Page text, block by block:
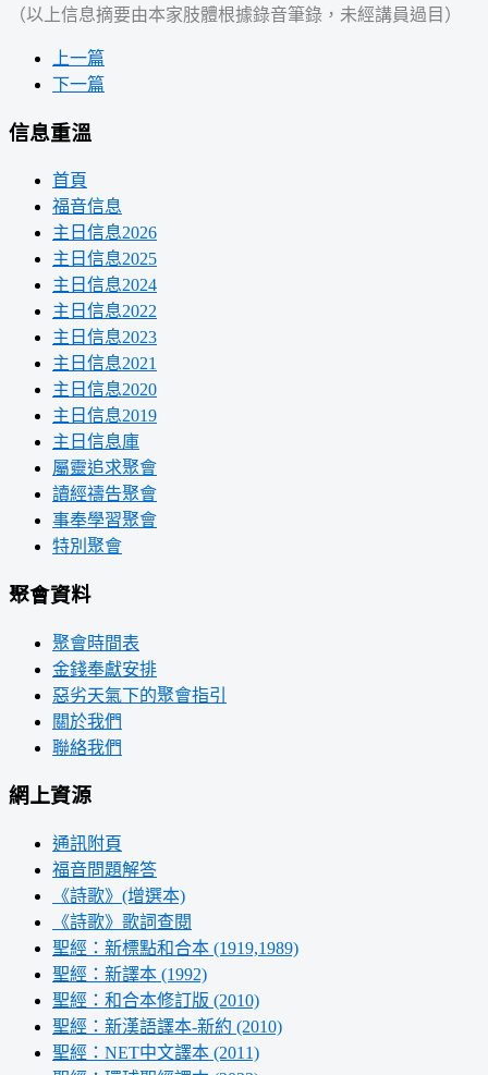
（以上信息摘要由本家肢體根據錄音筆錄，未經講員過目）
上一篇
下一篇
信息重溫
首頁
福音信息
主日信息2026
主日信息2025
主日信息2024
主日信息2022
主日信息2023
主日信息2021
主日信息2020
主日信息2019
主日信息庫
屬靈追求聚會
讀經禱告聚會
事奉學習聚會
特別聚會
聚會資料
聚會時間表
金錢奉獻安排
惡劣天氣下的聚會指引
關於我們
聯絡我們
網上資源
通訊附頁
福音問題解答
《詩歌》(增選本)
《詩歌》歌詞查閱
聖經：新標點和合本 (1919,1989)
聖經：新譯本 (1992)
聖經：和合本修訂版 (2010)
聖經：新漢語譯本-新約 (2010)
聖經：NET中文譯本 (2011)